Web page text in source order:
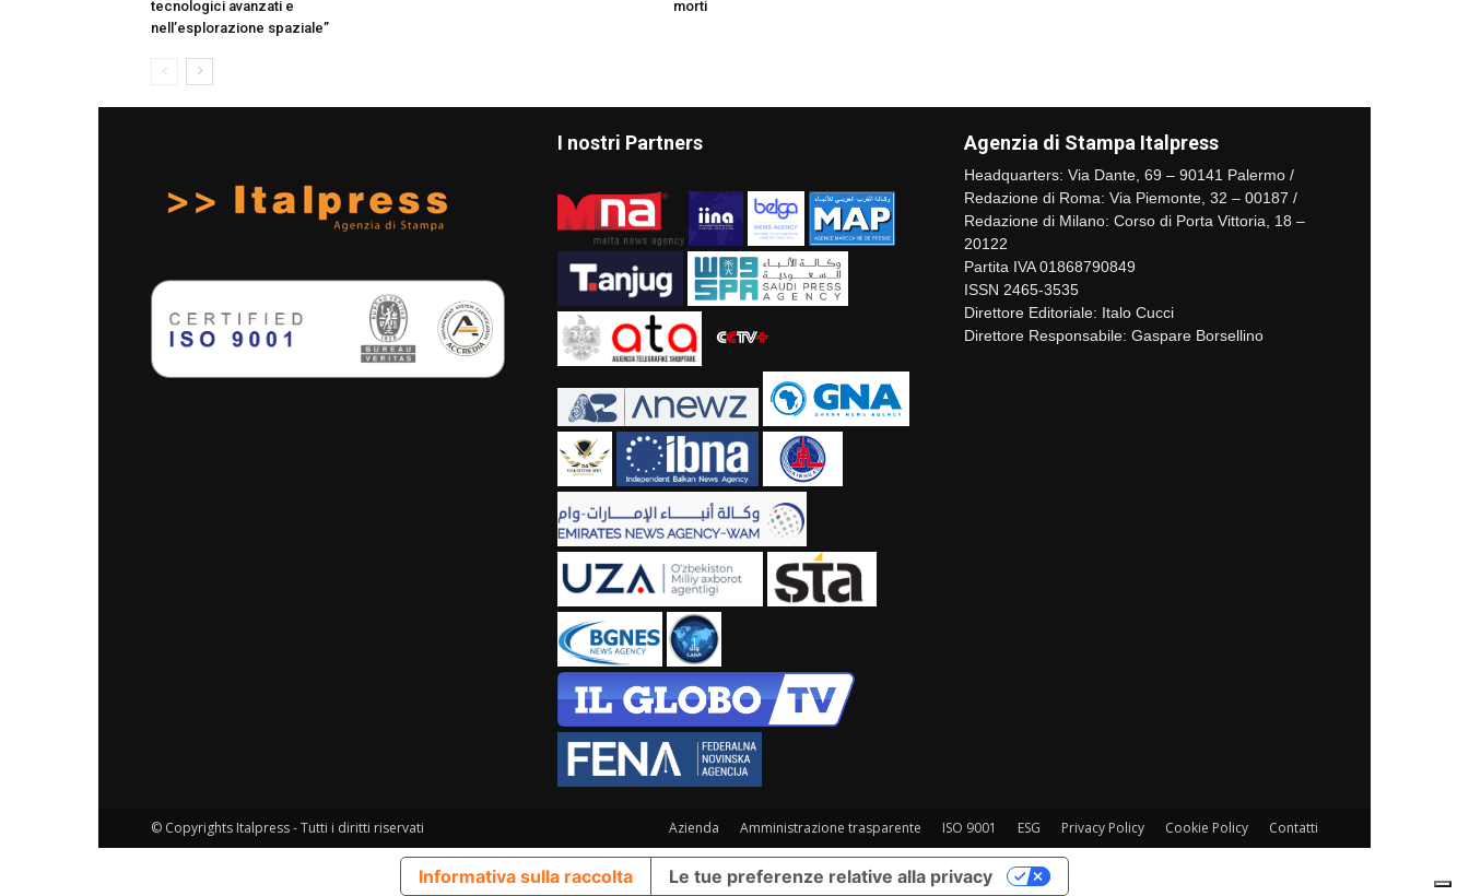
tecnologici avanzati e
nell’esplorazione spaziale”
morti
I nostri Partners Agenzia di Stampa Italpress
Headquarters: Via Dante, 69 – 90141 Palermo /
Redazione di Roma: Via Piemonte, 32 – 00187 /
Redazione di Milano: Corso di Porta Vittoria, 18 –
20122
Partita IVA 01868790849
ISSN 2465-3535
Direttore Editoriale: Italo Cucci
Direttore Responsabile: Gaspare Borsellino
Azienda Amministrazione trasparente ISO 9001 ESG Privacy Policy Cookie Policy Contatti
© Copyrights Italpress - Tutti i diritti riservati
Informativa sulla raccolta Le tue preferenze relative alla privacy